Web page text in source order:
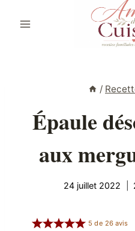
/
Épaule
aux
24 juillet 2022
5 de 26avis